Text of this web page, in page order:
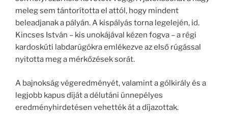
meleg sem tántorította el attól, hogy mindent
beleadjanak a pályán. A kispályás torna legelején, id.
Kincses István – kis unokájával kézen fogva – a régi
kardoskúti labdarúgókra emlékezve az első rúgással
nyitotta meg a mérkőzések sorát.
A bajnokság végeredményét, valamint a gólkirály és a
legjobb kapus díját a délutáni ünnepélyes
eredményhirdetésen vehették át a díjazottak.